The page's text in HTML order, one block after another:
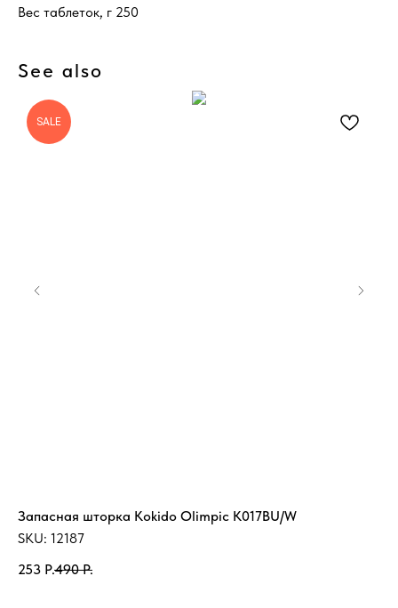
Вес таблеток, г 250
See also
SALE
Запасная шторка Kokido Olimpic K017BU/W
SKU: 12187
253 Р.490 Р.